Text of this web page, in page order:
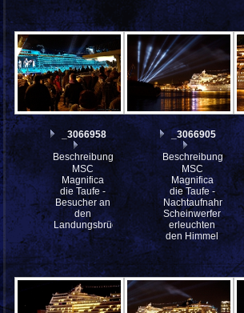
_3066958
Beschreibung:
MSC
Magnifica
die Taufe -
Besucher an
den
Landungsbrücken
_3066905
Beschreibung:
MSC
Magnifica
die Taufe -
Nachtaufnahme,
Scheinwerfer
erleuchten
den Himmel